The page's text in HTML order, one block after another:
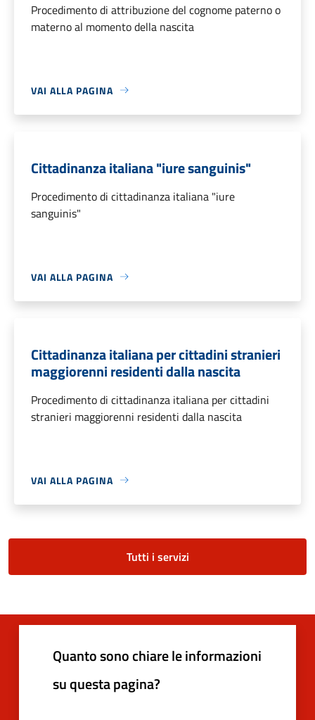
Procedimento di attribuzione del cognome paterno o
materno al momento della nascita
VAI ALLA PAGINA
Cittadinanza italiana "iure sanguinis"
Procedimento di cittadinanza italiana "iure
sanguinis"
VAI ALLA PAGINA
Cittadinanza italiana per cittadini stranieri
maggiorenni residenti dalla nascita
Procedimento di cittadinanza italiana per cittadini
stranieri maggiorenni residenti dalla nascita
VAI ALLA PAGINA
Tutti i servizi
Quanto sono chiare le informazioni
su questa pagina?